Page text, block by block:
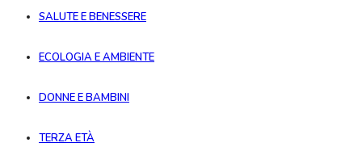
SALUTE E BENESSERE
ECOLOGIA E AMBIENTE
DONNE E BAMBINI
TERZA ETÀ